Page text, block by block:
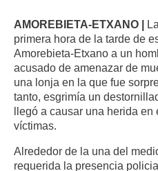
AMOREBIETA-ETXANO |
primera hora de la tarde de
Amorebieta-Etxano a un
acusado de amenazar de
una lonja en la que fue
tanto, esgrimía un
llegó a causar una herida en
víctimas.
Alrededor de la una del
requerida la presencia